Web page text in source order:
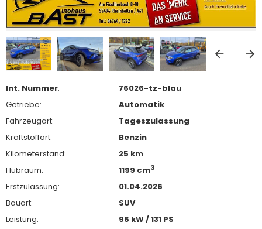
Int. Nummer:
76026-tz-blau
Getriebe:
Automatik
Fahrzeugart:
Tageszulassung
Kraftstoffart:
Benzin
Kilometerstand:
25 km
Hubraum:
1199 cm3
Erstzulassung:
01.04.2026
Bauart:
SUV
Leistung:
96 kW / 131 PS